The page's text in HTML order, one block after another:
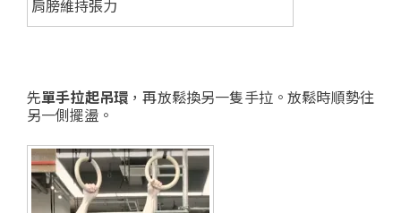
肩膀維持張力
先單手拉起吊環 ，再放鬆換另一隻手拉。放鬆時順勢往
另一側擺盪。